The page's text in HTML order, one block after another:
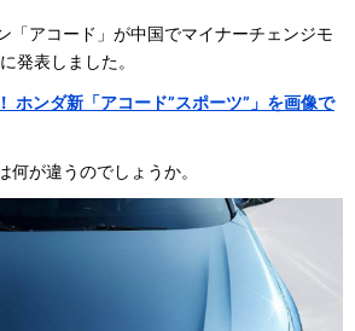
「アコード」が中国でマイナーチェンジモ
発表しました。
ホンダ新「アコード”スポーツ”」を画像で
が違うのでしょうか。